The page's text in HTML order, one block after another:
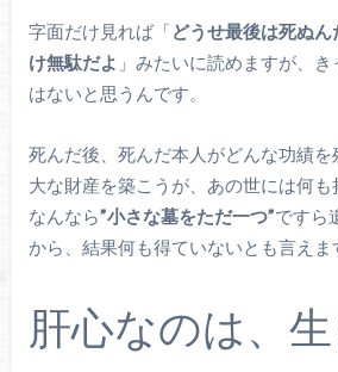
字面だけ見れば「どうせ最後は死ぬ
け無駄だよ 」みたいに読めますが、
はないと思うんです。
死んだ後、死んだ本人がどんな功績
大な財産を築こうが、あの世には何も
なんなら”小さな墓をただ一つ”ですら
から、結果何も得ていないとも言えま
肝心なのは、